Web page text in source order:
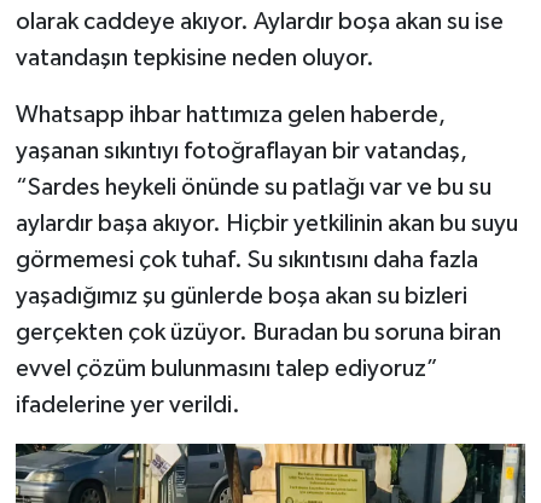
olarak caddeye akıyor. Aylardır boşa akan su ise
vatandaşın tepkisine neden oluyor.
Whatsapp ihbar hattımıza gelen haberde,
yaşanan sıkıntıyı fotoğraflayan bir vatandaş,
“Sardes heykeli önünde su patlağı var ve bu su
aylardır başa akıyor. Hiçbir yetkilinin akan bu suyu
görmemesi çok tuhaf. Su sıkıntısını daha fazla
yaşadığımız şu günlerde boşa akan su bizleri
gerçekten çok üzüyor. Buradan bu soruna biran
evvel çözüm bulunmasını talep ediyoruz”
ifadelerine yer verildi.